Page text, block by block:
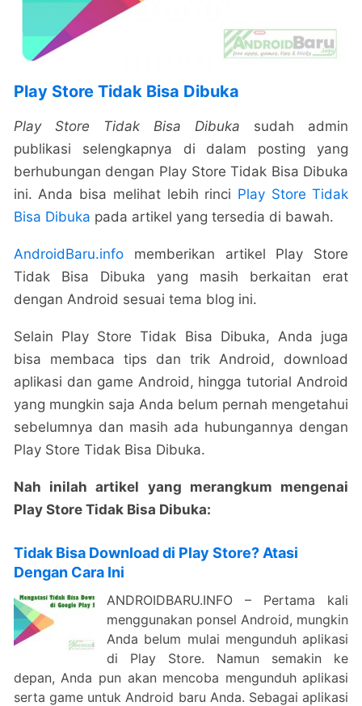
Play Store Tidak Bisa Dibuka
Play Store Tidak Bisa Dibuka sudah admin
publikasi selengkapnya di dalam posting yang
berhubungan dengan Play Store Tidak Bisa Dibuka
ini. Anda bisa melihat lebih rinci Play Store Tidak
Bisa Dibuka pada artikel yang tersedia di bawah.
AndroidBaru.infomemberikan artikel Play Store
Tidak Bisa Dibuka yang masih berkaitan erat
dengan Android sesuai tema blog ini.
Selain Play Store Tidak Bisa Dibuka, Anda juga
bisa membaca tips dan trik Android, download
aplikasi dan game Android, hingga tutorial Android
yang mungkin saja Anda belum pernah mengetahui
sebelumnya dan masih ada hubungannya dengan
Play Store Tidak Bisa Dibuka.
Nah inilah artikel yang merangkum mengenai
Play Store Tidak Bisa Dibuka:
Tidak Bisa Download di Play Store? Atasi
Dengan Cara Ini
ANDROIDBARU.INFO – Pertama kali
menggunakan ponsel Android, mungkin
Anda belum mulai mengunduh aplikasi
di Play Store. Namun semakin ke
depan, Anda pun akan mencoba mengunduh aplikasi
serta game untuk Android baru Anda. Sebagai aplikasi